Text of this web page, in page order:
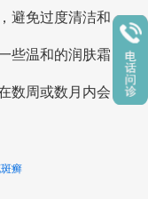
避免过度清洁和
些温和的润肤霜
数周或数月内会
癣